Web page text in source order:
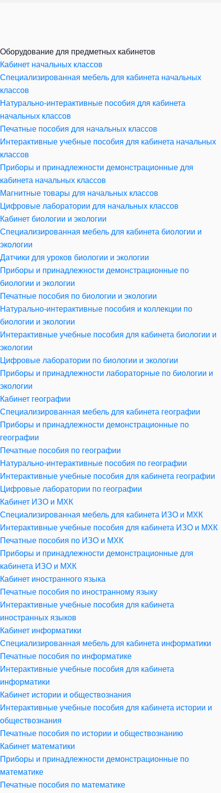
Оборудование для предметных кабинетов
Кабинет начальных классов
Специализированная мебель для кабинета начальных
классов
Натурально-интерактивные пособия для кабинета
начальных классов
Печатные пособия для начальных классов
Интерактивные учебные пособия для кабинета начальных
классов
Приборы и принадлежности демонстрационные для
кабинета начальных классов
Магнитные товары для начальных классов
Цифровые лаборатории для начальных классов
Кабинет биологии и экологии
Специализированная мебель для кабинета биологии и
экологии
Датчики для уроков биологии и экологии
Приборы и принадлежности демонстрационные по
биологии и экологии
Печатные пособия по биологии и экологии
Натурально-интерактивные пособия и коллекции по
биологии и экологии
Интерактивные учебные пособия для кабинета биологии и
экологии
Цифровые лаборатории по биологии и экологии
Приборы и принадлежности лабораторные по биологии и
экологии
Кабинет географии
Специализированная мебель для кабинета географии
Приборы и принадлежности демонстрационные по
географии
Печатные пособия по географии
Натурально-интерактивные пособия по географии
Интерактивные учебные пособия для кабинета географии
Цифровые лаборатории по географии
Кабинет ИЗО и МХК
Специализированная мебель для кабинета ИЗО и МХК
Интерактивные учебные пособия для кабинета ИЗО и МХК
Печатные пособия по ИЗО и МХК
Приборы и принадлежности демонстрационные для
кабинета ИЗО и МХК
Кабинет иностранного языка
Печатные пособия по иностранному языку
Интерактивные учебные пособия для кабинета
иностранных языков
Кабинет информатики
Специализированная мебель для кабинета информатики
Печатные пособия по информатике
Интерактивные учебные пособия для кабинета
информатики
Кабинет истории и обществознания
Интерактивные учебные пособия для кабинета истории и
обществознания
Печатные пособия по истории и обществознанию
Кабинет математики
Приборы и принадлежности демонстрационные по
математике
Печатные пособия по математике